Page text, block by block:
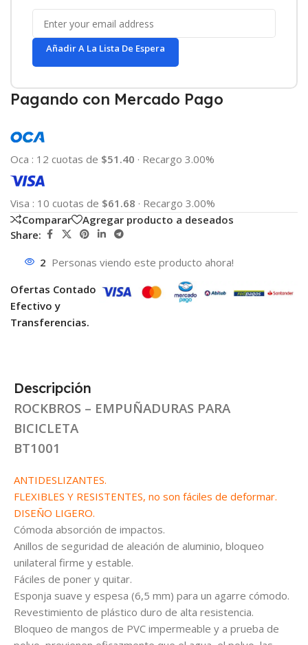
Añadir A La Lista De Espera
Pagando con Mercado Pago
Oca : 12 cuotas de $51.40 · Recargo 3.00%
Visa : 10 cuotas de $61.68 · Recargo 3.00%
Comparar
Agregar producto a deseados
Share:
2 Personas viendo este producto ahora!
Ofertas Contado
Efectivo y
Transferencias.
Descripción
ROCKBROS – EMPUÑADURAS PARA
BICICLETA
BT1001
ANTIDESLIZANTES.
FLEXIBLES Y RESISTENTES, no son fáciles de deformar.
DISEÑO LIGERO.
Cómoda absorción de impactos.
Anillos de seguridad de aleación de aluminio, bloqueo
unilateral firme y estable.
Fáciles de poner y quitar.
Esponja suave y espesa (6,5 mm) para un agarre cómodo.
Revestimiento de plástico duro de alta resistencia.
Bloqueo de mangos de PVC impermeable y a prueba de